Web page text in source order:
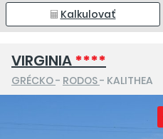
Kalkulovať
VIRGINIA****
GRÉCKO- RODOS- KALITHEA